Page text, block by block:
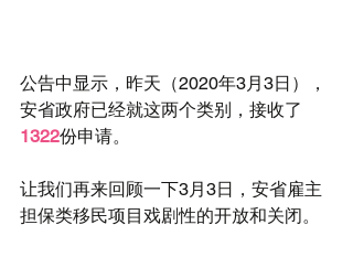
公告中显示，昨天（2020年3月3日），
安省政府已经就这两个类别，接收了
1322份申请。
让我们再来回顾一下3月3日，安省雇主
担保类移民项目戏剧性的开放和关闭。